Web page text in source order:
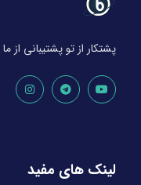
پشتکار از تو پشتیبانی از ما
لینک های مفید